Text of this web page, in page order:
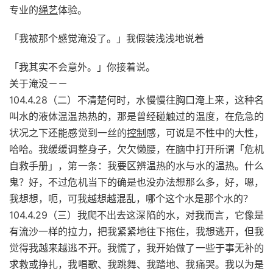
专业的绳艺体验。
「我被那个感觉淹没了。」我假装浅浅地说着
「我其实不会意外。」你接着说。
关于淹没－－
104.4.28（二）不清楚何时，水慢慢往胸口淹上来，这种名
叫水的液体温温热热的，那是曾经碰触过的温度，在危急的
状况之下还能感觉到一丝的控制感，可说是不性中的大性，
哈哈。我缓缓调整身子，欠欠懒腰，在脑中打开所谓「危机
自救手册」，第一条：我要区辨温热的水与水的温热。什么
鬼？好，不过危机当下的确是也没办法想那么多，好，嗯，
我想想，呃，可我越想越混乱，哪个这个水是那个水的？
104.4.29（三）我爬不出去这深陷的水，对我而言，它像是
有流沙一样的拉力，把我紧紧地往下拖住，我想逃开，但我
觉得我越来越逃不开。我慌了，我开始做了一些于事无补的
求救或挣扎，我唱歌、我跳舞、我踏地、我痛哭。我以为是